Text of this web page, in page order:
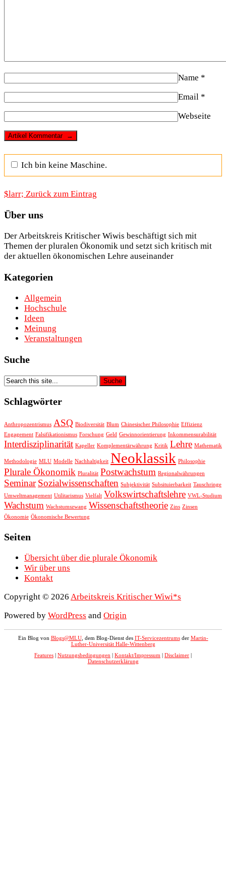
Name *
Email *
Webseite
Ich bin keine Maschine.
$larr; Zurück zum Eintrag
Über uns
Der Arbeitskreis Kritischer Wiwis beschäftigt sich mit
Themen der pluralen Ökonomik und setzt sich kritisch mit
der aktuellen ökonomischen Lehre auseinander
Kategorien
Allgemein
Hochschule
Ideen
Meinung
Veranstaltungen
Suche
Schlagwörter
Anthropozentrismus ASQ Biodiversität Blum Chinesischer Philosophie Effizienz
Engagement Falsifikationismus Forschung Geld Gewinnorientierung Inkommensurabilität
Interdisziplinarität Kapeller Komplementärwährung Kritik Lehre Mathematik
Methodologie MLU Modelle Nachhaltigkeit Neoklassik Philosophie
Plurale Ökonomik Pluralität Postwachstum Regionalwährungen
Seminar Sozialwissenschaften Subjektivität Subsituierbarkeit Tauschringe
Umweltmanagement Utilitarismus Vielfalt Volkswirtschaftslehre VWL-Studium
Wachstum Wachstumszwang Wissenschaftstheorie Zins Zinsen
Ökonomie Ökonomische Bewertung
Seiten
Übersicht über die plurale Ökonomik
Wir über uns
Kontakt
Copyright © 2026 Arbeitskreis Kritischer Wiwi*s
Powered by WordPress and Origin
Ein Blog von Blogs@MLU, dem Blog-Dienst des IT-Servicezentrumsder Martin-
Luther-Universität Halle-Wittenberg
Features | Nutzungsbedingungen | Kontakt/Impressum | Disclaimer |
Datenschutzerklärung